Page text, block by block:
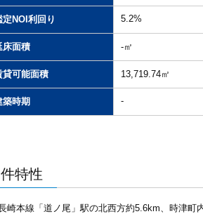
定NOI利回り 5.2%
床面積 -㎡
貸可能面積 13,719.74㎡
築時期 -
特性
崎本線「道ノ尾」駅の北西方約5.6km、時津